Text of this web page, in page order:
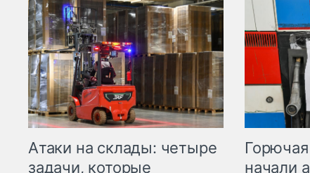
Атаки на склады: четыре
задачи, которые
начали